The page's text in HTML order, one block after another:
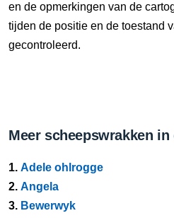
en de opmerkingen van de
tijden de positie en de toestand
gecontroleerd.
Meer scheepswrakken in
1. Adele ohlrogge
2. Angela
3. Bewerwyk